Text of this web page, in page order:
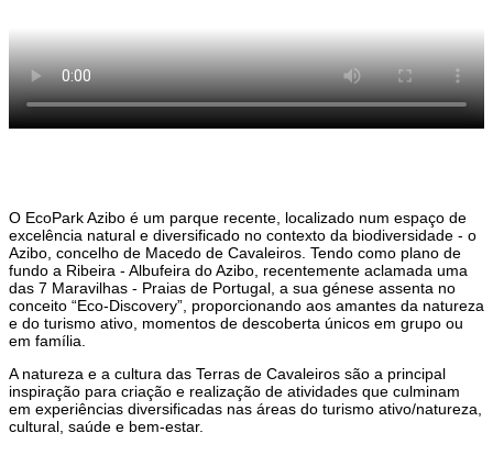
O EcoPark Azibo é um parque recente, localizado num espaço de
excelência natural e diversificado no contexto da biodiversidade - o
Azibo, concelho de Macedo de Cavaleiros. Tendo como plano de
fundo a Ribeira - Albufeira do Azibo, recentemente aclamada uma
das 7 Maravilhas - Praias de Portugal, a sua génese assenta no
conceito “Eco-Discovery”, proporcionando aos amantes da natureza
e do turismo ativo, momentos de descoberta únicos em grupo ou
em família.
A natureza e a cultura das Terras de Cavaleiros são a principal
inspiração para criação e realização de atividades que culminam
em experiências diversificadas nas áreas do turismo ativo/natureza,
cultural, saúde e bem-estar.